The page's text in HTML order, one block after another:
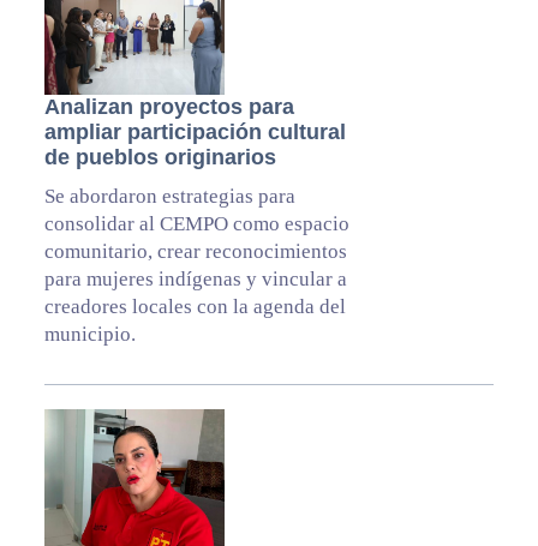
Analizan proyectos para
ampliar participación cultural
de pueblos originarios
Se abordaron estrategias para
consolidar al CEMPO como espacio
comunitario, crear reconocimientos
para mujeres indígenas y vincular a
creadores locales con la agenda del
municipio.